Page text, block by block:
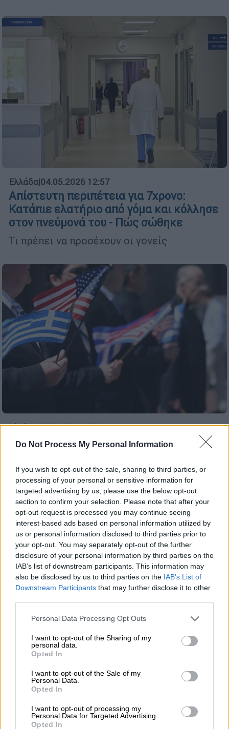
Do Not Process My Personal Information
If you wish to opt-out of the sale, sharing to third parties, or
processing of your personal or sensitive information for
targeted advertising by us, please use the below opt-out
section to confirm your selection. Please note that after your
opt-out request is processed you may continue seeing
interest-based ads based on personal information utilized by
us or personal information disclosed to third parties prior to
your opt-out. You may separately opt-out of the further
disclosure of your personal information by third parties on the
IAB’s list of downstream participants. This information may
also be disclosed by us to third parties on the IAB’s List of
Downstream Participants that may further disclose it to other
Please note that this website/app uses one or more Google
not limited to your visit or usage behaviour. You may click to
grant or deny consent to Google and its third-party tags to
use your data for below specified purposes in below Google
consent section.
Personal Data Processing Opt Outs
I want to opt-out of the Sharing of my
personal data.
Opted In
I want to opt-out of the Sale of my
Personal Data.
Opted In
I want to opt-out of processing my
Personal Data for Targeted Advertising.
Opted In
Ελλάδα|04.05.2026 12:57
Απίστευτη περιπέτεια για 7χρονο:
Κατάπιε ελατήριο από γόμα και κόλλησε
στον πνεύμονά του - Πώς σώθηκε
Τι πρέπει να προσέχουν οι γονείς
Viral|26.07.2020 22:49
«Το μπλε της γόμας σβήνει το στυλό»: Τα
σχολείο κι ακόμα τα πιστεύουμε
Τα ακούσαμε, τα διαβάσαμε, τα πιστέψαμε...
ΑΛΛΑ #TAGS
νοσοκομείο
ειδήσεις τώρα
μαθητής
γιατρός
ψέματα που τα πιστεύουμε μέχρι
σήμερα
Νεύτωνας